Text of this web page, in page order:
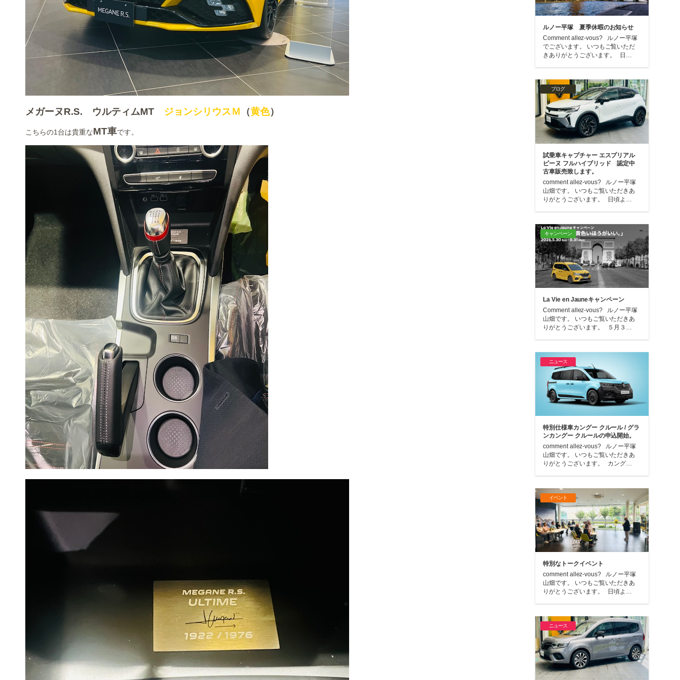
メガーヌR.S. ウルティムMT ジョンシリウスＭ （黄色）
こちらの1台は貴重なMT車です。
ルノー平塚 夏季休暇のお知らせ
Comment allez-vous? ルノー平塚
でございます。 いつもご覧いただ
きありがとうございます。 日…
ブログ
試乗車キャプチャー エスプリアル
ピーヌ フルハイブリッド 認定中
古車販売致します。
comment allez-vous? ルノー平塚
山畑です。 いつもご覧いただきあ
りがとうございます。 日頃よ…
キャンペーン
La Vie en Jauneキャンペーン
Comment allez-vous? ルノー平塚
山畑です。 いつもご覧いただきあ
りがとうございます。 ５月３…
ニュース
特別仕様車カングー クルール / グラ
ンカングー クルールの申込開始。
comment allez-vous? ルノー平塚
山畑です。 いつもご覧いただきあ
りがとうございます。 カング…
イベント
特別なトークイベント
comment allez-vous? ルノー平塚
山畑です。 いつもご覧いただきあ
りがとうございます。 日頃よ…
ニュース